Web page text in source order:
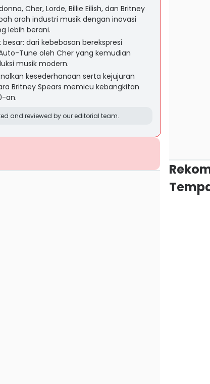
Cher, Lorde, Billie Eilish, dan Britney
arah industri musik dengan inovasi
lebih berani.
dari kebebasan berekspresi
Tune oleh Cher yang kemudian
musik modern.
kesederhanaan serta kejujuran
Britney Spears memicu kebangkitan
an.
and reviewed by our editorial team.